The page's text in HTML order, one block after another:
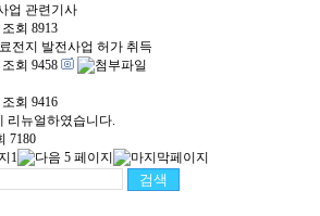
업 관련기사
조회 8913
전지 발전사업 허가 취득
조회 9458
조회 9416
리뉴얼하였습니다.
7180
1